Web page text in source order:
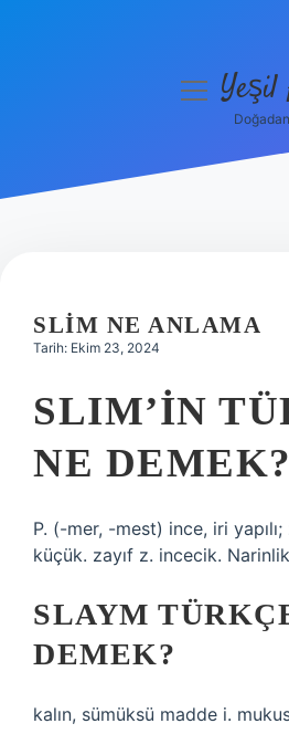
Hakkımızda
menüyüYeşil
SLIM NE ANLAMA
Tarih: Ekim 23, 2024
SLIM’IN
NE DEMEK?
P. (-mer, -mest) ince, iri
küçük. zayıf z. incecik.
SLAYM
DEMEK?
kalın, sümüksü madde i.